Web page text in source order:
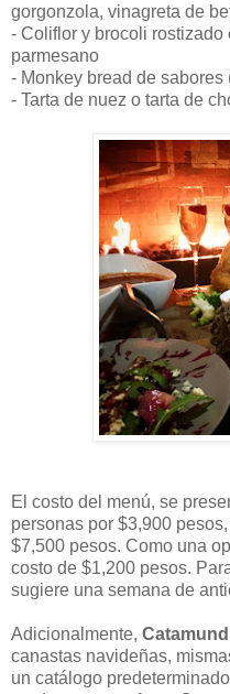
gorgonzola, vinagreta de
- Coliflor y brocoli rostizado
parmesano
- Monkey bread de sabores
- Tarta de nuez o tarta de
El costo del menú, se
personas por $3,900
$7,500 pesos. Como una
costo de $1,200 pesos.
sugiere una semana de
Adicionalmente,
canastas navideñas,
un catálogo